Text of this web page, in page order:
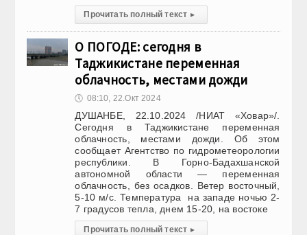
Прочитать полный текст ▸
О ПОГОДЕ: сегодня в
Таджикистане переменная
облачность, местами дожди
🕔 08:10, 22.Окт 2024
ДУШАНБЕ, 22.10.2024 /НИАТ «Ховар»/.
Сегодня в Таджикистане переменная
облачность, местами дожди. Об этом
сообщает Агентство по гидрометеорологии
республики. В Горно-Бадахшанской
автономной области — переменная
облачность, без осадков. Ветер восточный,
5-10 м/с. Температура на западе ночью 2-
7 градусов тепла, днем 15-20, на востоке
Прочитать полный текст ▸